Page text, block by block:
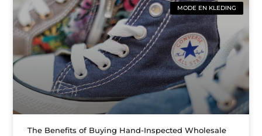
MODE EN KLEDING
The Benefits of Buying Hand-Inspected Wholesale